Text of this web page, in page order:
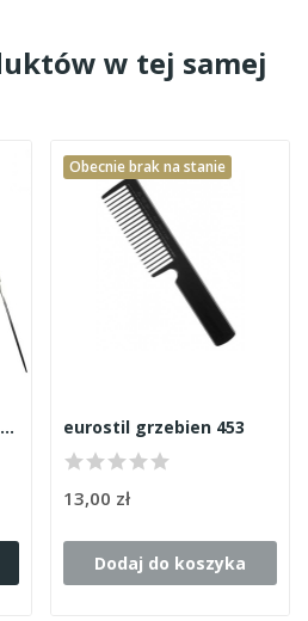
w tej samej
BlacKomb komplet grzebieni do pasemek 3szt DGZ002
Obecnie brak na stanie
eurostil grzebien 453
13,00 zł
Dodaj do koszyka